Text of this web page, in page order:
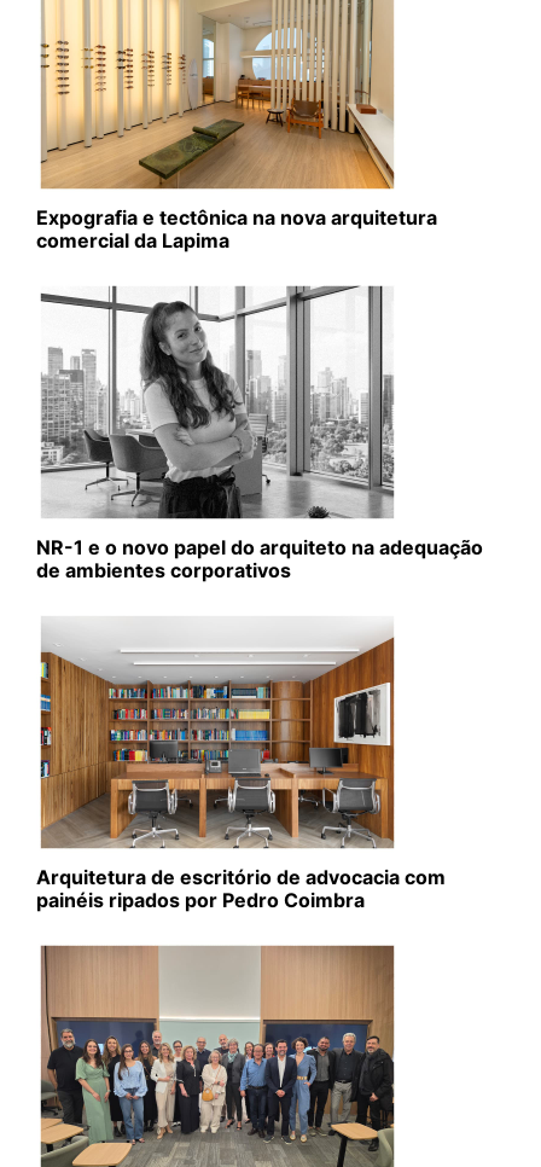
Expografia e tectônica na nova arquitetura
comercial da Lapima
NR-1 e o novo papel do arquiteto na adequação
de ambientes corporativos
Arquitetura de escritório de advocacia com
painéis ripados por Pedro Coimbra